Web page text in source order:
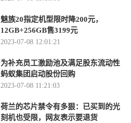
魅族20指定机型限时降200元，
12GB+256GB售3199元
2023-07-08 12:01:21
为补充员工激励池及满足股东流动性
蚂蚁集团启动股份回购
2023-07-08 11:21:03
荷兰的芯片禁令有多狠：已买到的光
刻机也受限，网友表示要退货